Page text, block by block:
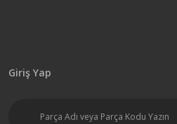
Giriş Yap